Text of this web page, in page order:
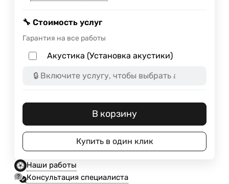
🔧 Стоимость услуг
Гарантия на все работы
Акустика (Установка акустики)
В корзину
Купить в один клик
Наши работы
Консультация специалиста